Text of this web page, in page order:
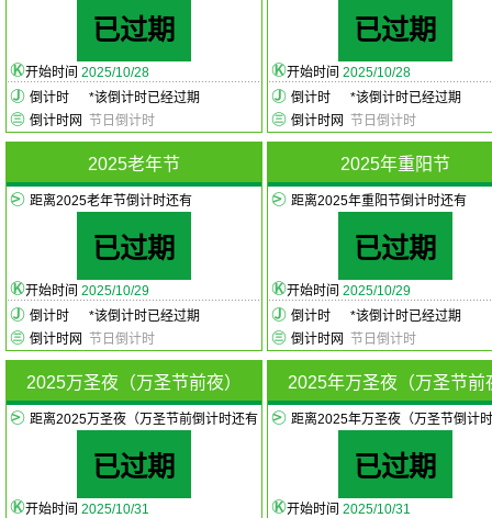
已过期
开始时间 2025/10/28
倒计时
*该倒计时已经过期
倒计时网
节日倒计时
已过期
开始时间 2025/10/28
倒计时
*该倒计时已经过期
倒计时网
节日倒计时
2025老年节
距离2025老年节倒计时还有
已过期
开始时间 2025/10/29
倒计时
*该倒计时已经过期
倒计时网
节日倒计时
2025年重阳节
距离2025年重阳节倒计时还有
已过期
开始时间 2025/10/29
倒计时
*该倒计时已经过期
倒计时网
节日倒计时
2025万圣夜（万圣节前夜）
距离2025万圣夜（万圣节前倒计时还有
已过期
开始时间 2025/10/31
2025年万圣夜（万圣节前
距离2025年万圣夜（万圣节倒计
已过期
开始时间 2025/10/31